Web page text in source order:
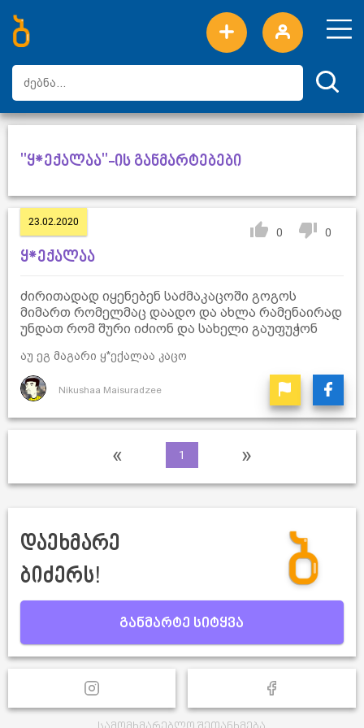
ახალი სიტყვები
ტოპ სიტყვები
დღის ტოპ სიტყვები
ტოპ მომხმარებლები
"ყ*ექალაა"-ის განმარტებები
23.02.2020
0 0
ყ*ექალაა
ძირითადად იყენებენ საძმაკაცოში გოგოს
მიმართ რომელმაც დაადო და ახლა რამენაირად
უნდათ რომ შური იძიონ და სახელი გაუფუჭონ
აუ ეგ მაგარი ყ*ექალაა კაცო
Nikushaa Maisuradzee
« 1 »
დაეხმარე
ბიძერს!
განმარტე სიტყვა